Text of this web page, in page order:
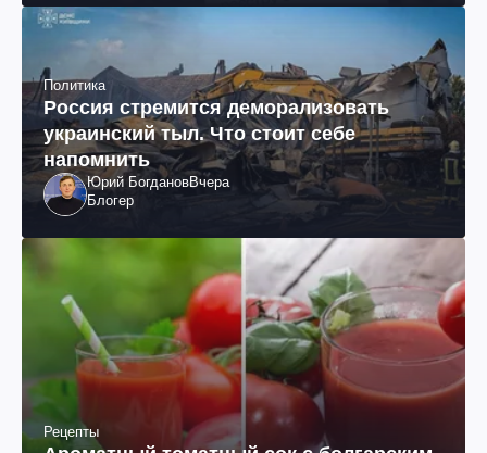
Политика
Россия стремится деморализовать
украинский тыл. Что стоит себе
напомнить
Юрий БогдановВчера
Блогер
Рецепты